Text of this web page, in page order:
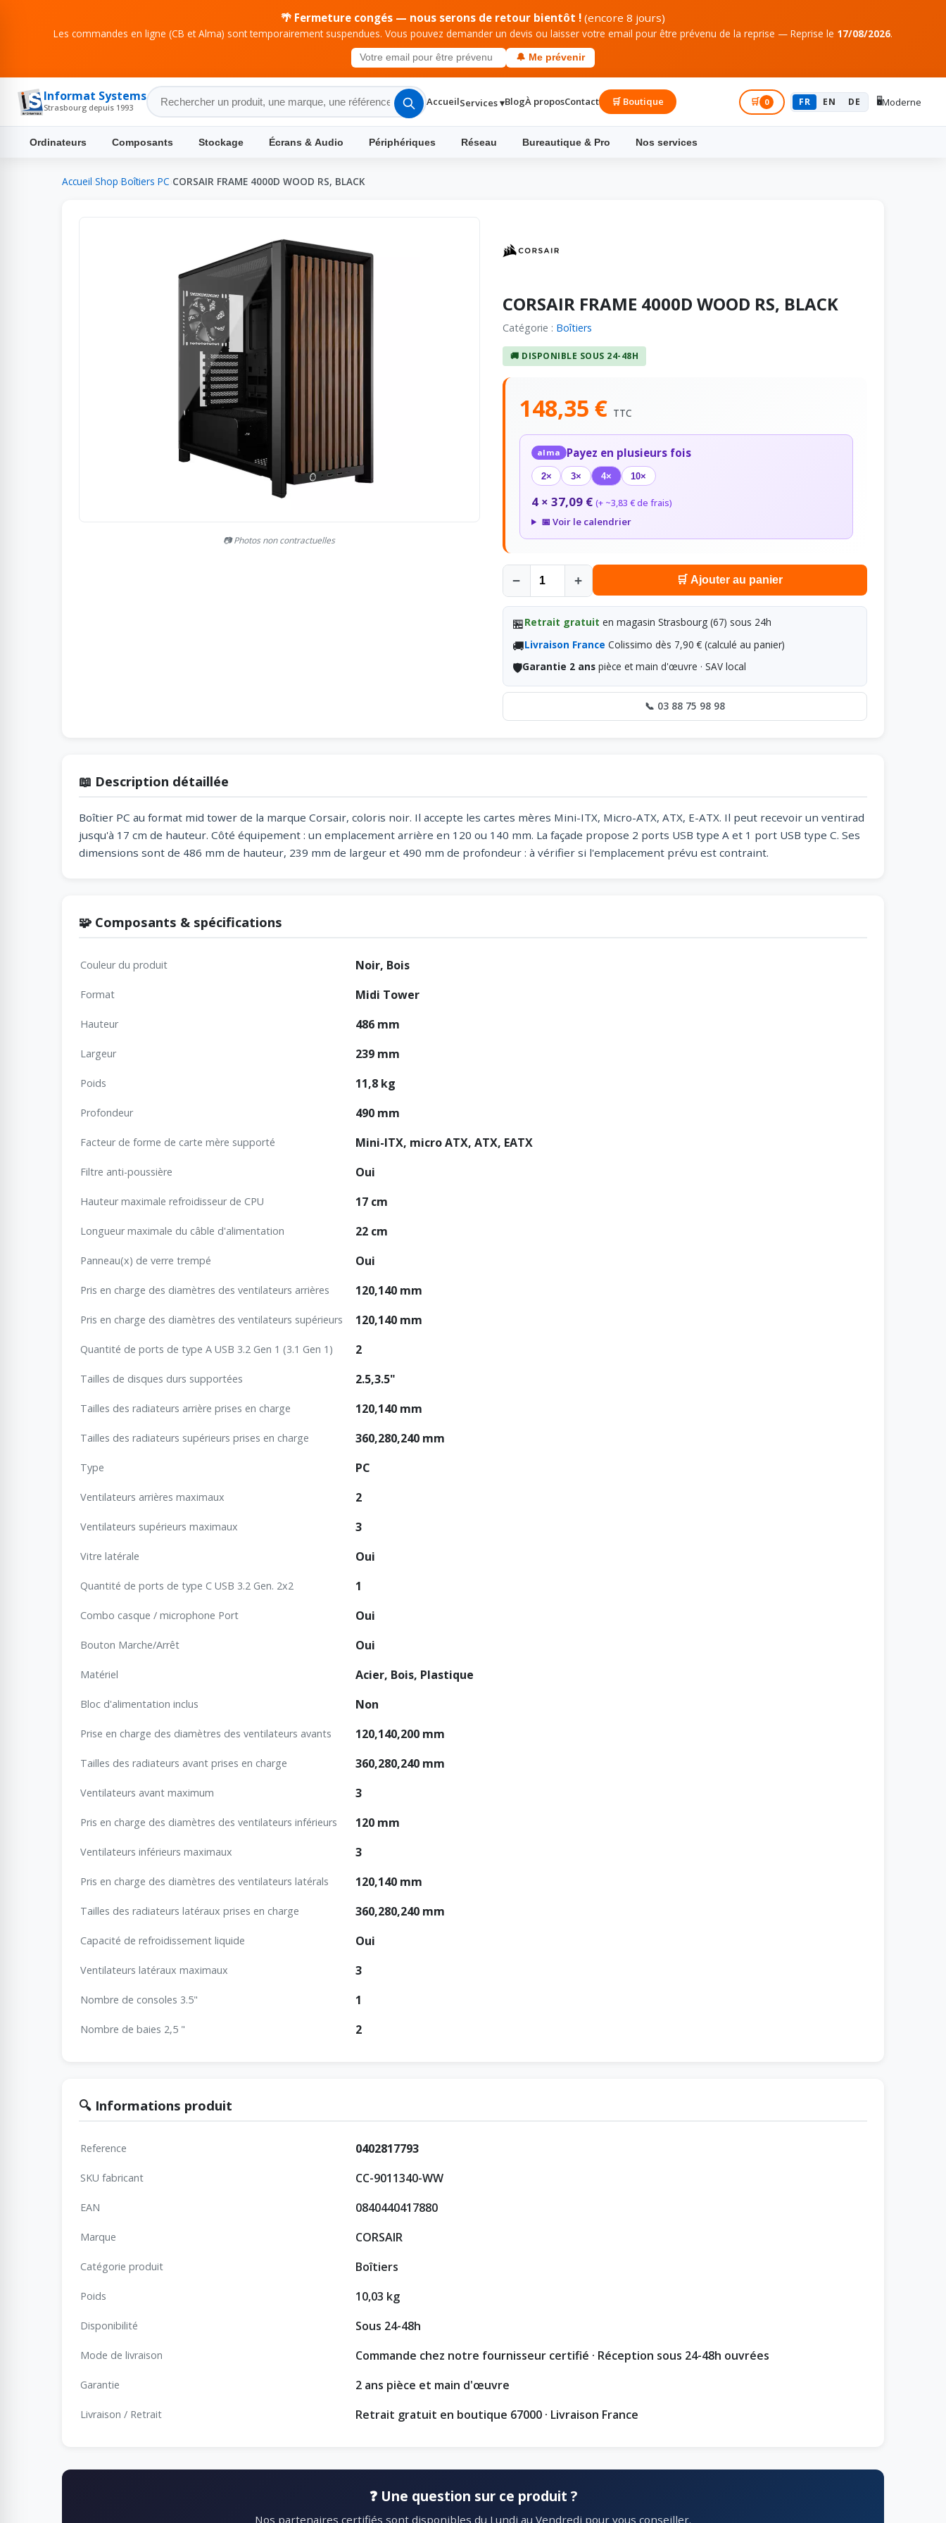
🌴 Fermeture congés — nous serons de retour bientôt ! (encore 8 jours)
Les commandes en ligne (CB et Alma) sont temporairement suspendues. Vous pouvez demander un devis ou laisser votre email pour être prévenu de la reprise — Reprise le 17/08/2026.
🔔 Me prévenir
Informat Systems
Strasbourg depuis 1993 AccueilServices ▾BlogÀ proposContact 🛒 Boutique 🛒 0 FR EN DE 🖥️Moderne
Ordinateurs Composants Stockage Écrans & Audio Périphériques Réseau Bureautique & Pro Nos services
Accueil Shop Boîtiers PC CORSAIR FRAME 4000D WOOD RS, BLACK
📷 Photos non contractuelles
CORSAIR FRAME 4000D WOOD RS, BLACK
Catégorie : Boîtiers
🚚 DISPONIBLE SOUS 24-48H
148,35 € TTC
alma Payez en plusieurs fois
2× 3× 4× 10×
4 × 37,09 € (+ ~3,83 € de frais)
📅 Voir le calendrier
− + 🛒 Ajouter au panier
🏪Retrait gratuit en magasin Strasbourg (67) sous 24h
🚚Livraison France Colissimo dès 7,90 € (calculé au panier)
🛡️Garantie 2 ans pièce et main d'œuvre · SAV local
📞 03 88 75 98 98
📖 Description détaillée
Boîtier PC au format mid tower de la marque Corsair, coloris noir. Il accepte les cartes mères Mini-ITX, Micro-ATX, ATX, E-ATX. Il peut recevoir un ventirad
jusqu'à 17 cm de hauteur. Côté équipement : un emplacement arrière en 120 ou 140 mm. La façade propose 2 ports USB type A et 1 port USB type C. Ses
dimensions sont de 486 mm de hauteur, 239 mm de largeur et 490 mm de profondeur : à vérifier si l'emplacement prévu est contraint.
🧩 Composants & spécifications
Couleur du produit Noir, Bois
Format Midi Tower
Hauteur 486 mm
Largeur 239 mm
Poids 11,8 kg
Profondeur 490 mm
Facteur de forme de carte mère supporté Mini-ITX, micro ATX, ATX, EATX
Filtre anti-poussière Oui
Hauteur maximale refroidisseur de CPU 17 cm
Longueur maximale du câble d'alimentation 22 cm
Panneau(x) de verre trempé Oui
Pris en charge des diamètres des ventilateurs arrières 120,140 mm
Pris en charge des diamètres des ventilateurs supérieurs 120,140 mm
Quantité de ports de type A USB 3.2 Gen 1 (3.1 Gen 1) 2
Tailles de disques durs supportées 2.5,3.5"
Tailles des radiateurs arrière prises en charge 120,140 mm
Tailles des radiateurs supérieurs prises en charge 360,280,240 mm
Type PC
Ventilateurs arrières maximaux 2
Ventilateurs supérieurs maximaux 3
Vitre latérale Oui
Quantité de ports de type C USB 3.2 Gen. 2x2 1
Combo casque / microphone Port Oui
Bouton Marche/Arrêt Oui
Matériel Acier, Bois, Plastique
Bloc d'alimentation inclus Non
Prise en charge des diamètres des ventilateurs avants 120,140,200 mm
Tailles des radiateurs avant prises en charge 360,280,240 mm
Ventilateurs avant maximum 3
Pris en charge des diamètres des ventilateurs inférieurs 120 mm
Ventilateurs inférieurs maximaux 3
Pris en charge des diamètres des ventilateurs latérals 120,140 mm
Tailles des radiateurs latéraux prises en charge 360,280,240 mm
Capacité de refroidissement liquide Oui
Ventilateurs latéraux maximaux 3
Nombre de consoles 3.5" 1
Nombre de baies 2,5 " 2
🔍 Informations produit
Reference 0402817793
SKU fabricant CC-9011340-WW
EAN 0840440417880
Marque CORSAIR
Catégorie produit Boîtiers
Poids 10,03 kg
Disponibilité Sous 24-48h
Mode de livraison Commande chez notre fournisseur certifié · Réception sous 24-48h ouvrées
Garantie 2 ans pièce et main d'œuvre
Livraison / Retrait Retrait gratuit en boutique 67000 · Livraison France
❓ Une question sur ce produit ?
Nos partenaires certifiés sont disponibles du Lundi au Vendredi pour vous conseiller.